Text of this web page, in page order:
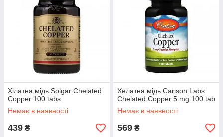
Хілатна мідь Solgar Chelated
Copper 100 tabs
Немає в наявності
439 ₴
Хелатна мідь Carlson Labs
Chelated Copper 5 mg 100 tab
Немає в наявності
569 ₴